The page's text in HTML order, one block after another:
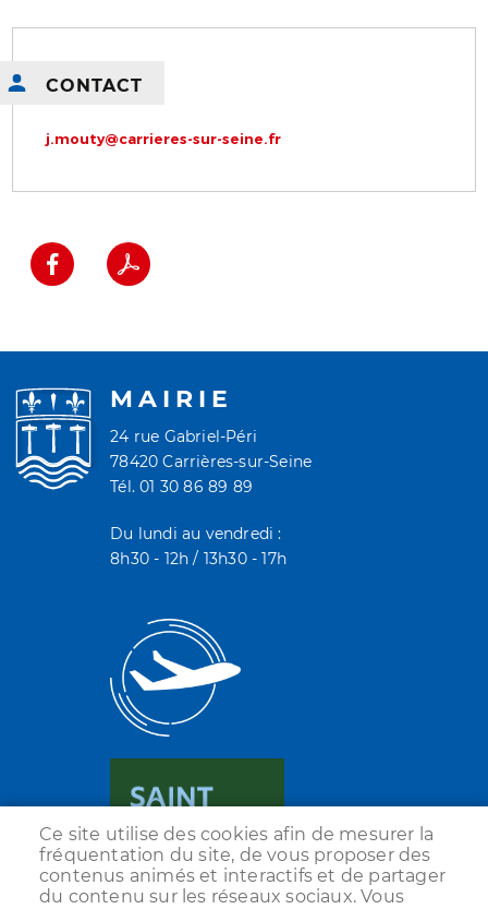
CONTACT
j.mouty@carrieres-sur-seine.fr
MAIRIE
24 rue Gabriel-Péri
78420 Carrières-sur-Seine
Tél. 01 30 86 89 89
Du lundi au vendredi :
8h30 - 12h / 13h30 - 17h
Ce site utilise des cookies afin de mesurer la
fréquentation du site, de vous proposer des
contenus animés et interactifs et de partager
du contenu sur les réseaux sociaux. Vous